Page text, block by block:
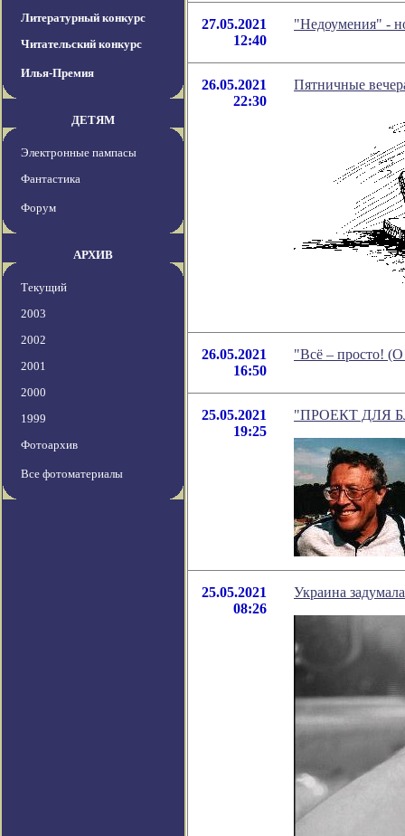
Литературный конкурс
Читательский конкурс
Илья-Премия
ДЕТЯМ
Электронные пампасы
Фантастика
Форум
АРХИВ
Текущий
2003
2002
2001
2000
1999
Фотоархив
Все фотоматериалы
27.05.2021
12:40
"Недоумения" -
26.05.2021
22:30
Пятничные
26.05.2021
16:50
"Всё – просто!
25.05.2021
19:25
"ПРОЕКТ ДЛЯ
25.05.2021
08:26
Украина